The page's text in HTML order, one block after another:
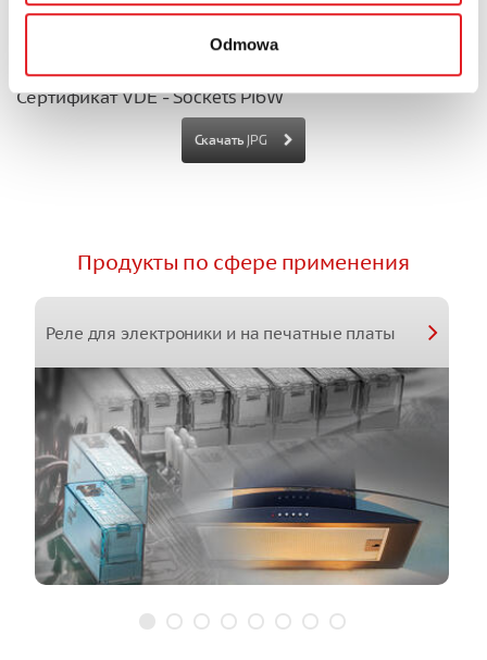
Odmowa
Скачать PDF
Сертификат VDE - Sockets PI6W
Скачать JPG
Продукты по сфере применения
Реле для электроники и на печатные платы